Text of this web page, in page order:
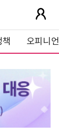
책 오피니언